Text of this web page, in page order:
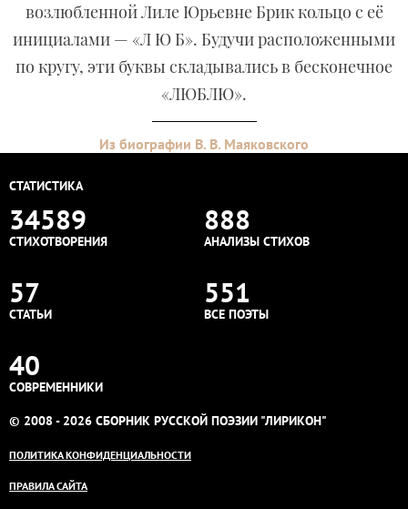
возлюбленной Лиле Юрьевне Брик кольцо с её
инициалами — «Л Ю Б». Будучи расположенными
по кругу, эти буквы складывались в бесконечное
«ЛЮБЛЮ».
Из биографии В. В. Маяковского
СТАТИСТИКА
34589
СТИХОТВОРЕНИЯ
888
АНАЛИЗЫ СТИХОВ
57
СТАТЬИ
551
ВСЕ ПОЭТЫ
40
СОВРЕМЕННИКИ
© 2008 - 2026 СБОРНИК РУССКОЙ ПОЭЗИИ "ЛИРИКОН"
ПОЛИТИКА КОНФИДЕНЦИАЛЬНОСТИ
ПРАВИЛА САЙТА